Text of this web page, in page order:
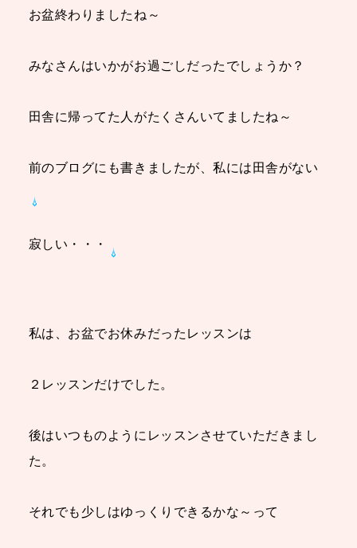
お盆終わりましたね～
みなさんはいかがお過ごしだったでしょうか？
田舎に帰ってた人がたくさんいてましたね～
前のブログにも書きましたが、私には田舎がない
寂しい・・・
私は、お盆でお休みだったレッスンは
２レッスンだけでした。
後はいつものようにレッスンさせていただきまし
た。
それでも少しはゆっくりできるかな～って